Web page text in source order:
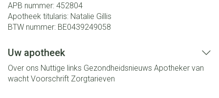
APB nummer: 452804
Apotheek titularis: Natalie Gillis
BTW nummer: BE0439249058
Uw apotheek
Over ons Nuttige links Gezondheidsnieuws Apotheker van
wacht Voorschrift Zorgtarieven